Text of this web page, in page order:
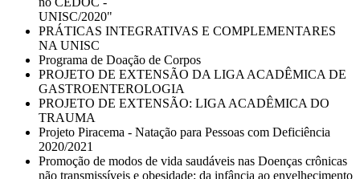
UNISC/2020"
PRÁTICAS INTEGRATIVAS E COMPLEMENTARES
NA UNISC
Programa de Doação de Corpos
PROJETO DE EXTENSÃO DA LIGA ACADÊMICA DE
GASTROENTEROLOGIA
PROJETO DE EXTENSÃO: LIGA ACADÊMICA DO
TRAUMA
Projeto Piracema - Natação para Pessoas com Deficiência
2020/2021
Promoção de modos de vida saudáveis nas Doenças crônicas
não transmissíveis e obesidade: da infância ao envelhecimento